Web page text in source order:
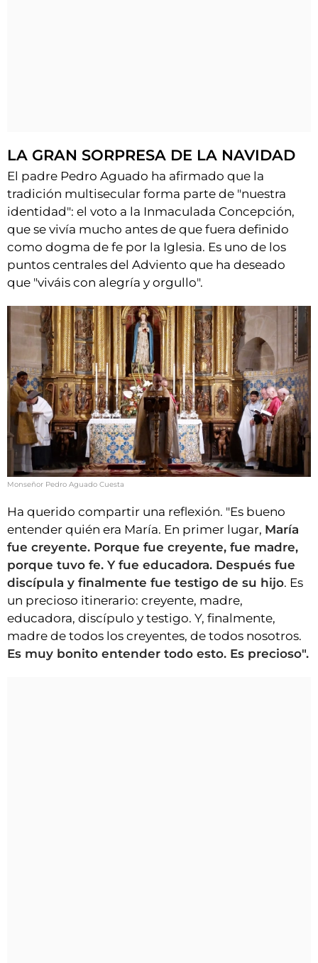
LA GRAN SORPRESA DE LA NAVIDAD
El padre Pedro Aguado ha afirmado que la
tradición multisecular forma parte de "nuestra
identidad": el voto a la Inmaculada Concepción,
que se vivía mucho antes de que fuera definido
como dogma de fe por la Iglesia. Es uno de los
puntos centrales del Adviento que ha deseado
que "viváis con alegría y orgullo".
Monseñor Pedro Aguado Cuesta
Ha querido compartir una reflexión. "Es bueno
entender quién era María. En primer lugar, María
fue creyente. Porque fue creyente, fue madre,
porque tuvo fe. Y fue educadora. Después fue
discípula y finalmente fue testigo de su hijo. Es
un precioso itinerario: creyente, madre,
educadora, discípulo y testigo. Y, finalmente,
madre de todos los creyentes, de todos nosotros.
Es muy bonito entender todo esto. Es precioso".